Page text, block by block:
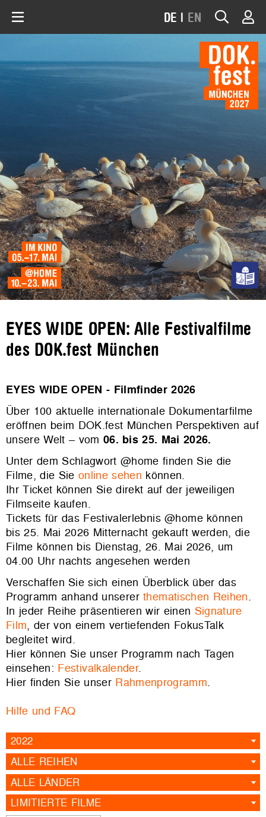
DE | EN
EYES WIDE OPEN: Alle Festivalfilme
des DOK.fest München
EYES WIDE OPEN - Filmfinder 2026
Über 100 aktuelle internationale Dokumentarfilme
eröffnen beim DOK.fest München Perspektiven auf
unsere Welt – vom 06. bis 25. Mai 2026.
Unter dem Schlagwort @home finden Sie die
Filme, die Sie online sehen können.
Ihr Ticket können Sie direkt auf der jeweiligen
Filmseite kaufen.
Tickets für das Festivalerlebnis @home können
bis 25. Mai 2026 Mitternacht gekauft werden, die
Filme können bis Dienstag, 26. Mai 2026, um
04.00 Uhr nachts angesehen werden
Verschaffen Sie sich einen Überblick über das
Programm anhand unsererthematischen Reihen.
In jeder Reihe präsentieren wir einen Signature
Film, der von einem vertiefenden FokusTalk
begleitet wird.
Hier können Sie unser Programm nach Tagen
einsehen: Festivalkalender.
Hier finden Sie unser Rahmenprogramm.
Hilfe und FAQ
2022
ALLE REIHEN
ALLE LÄNDER
LIMITIERTE FILME